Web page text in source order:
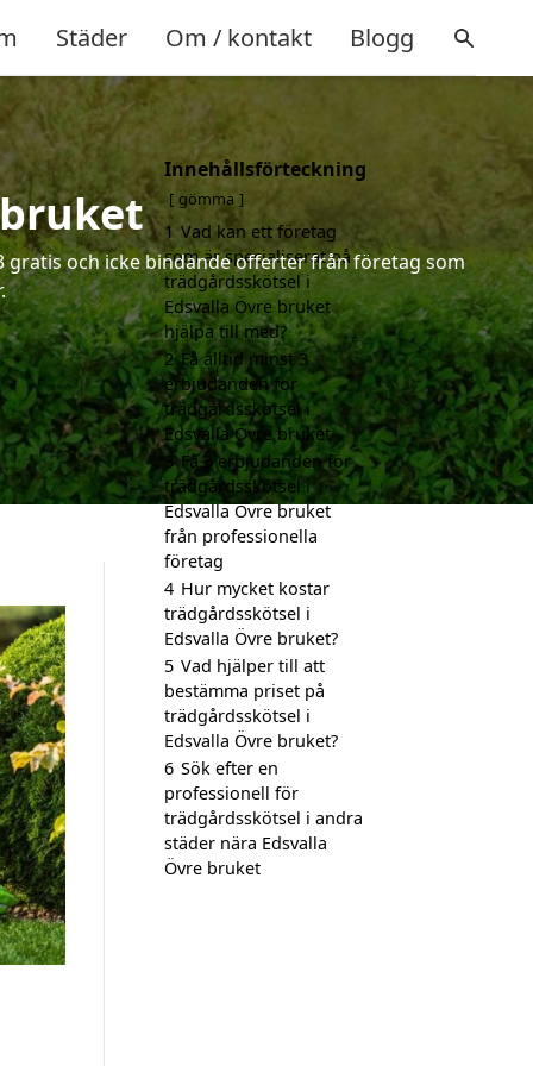
Städer Om / kontakt Blogg
gratis och icke bindande offerter från företag som
Innehållsförteckning
gömma
1 Vad kan ett företag
som är specialiserat på
trädgårdsskötsel i
Edsvalla Övre bruket
hjälpa till med?
2 Få alltid minst 3
erbjudanden för
trädgårdsskötsel i
Edsvalla Övre bruket
3 Få 3 erbjudanden för
trädgårdsskötsel i
Edsvalla Övre bruket
från professionella
företag
4 Hur mycket kostar
trädgårdsskötsel i
Edsvalla Övre bruket?
5 Vad hjälper till att
bestämma priset på
trädgårdsskötsel i
Edsvalla Övre bruket?
6 Sök efter en
professionell för
trädgårdsskötsel i andra
städer nära Edsvalla
Övre bruket